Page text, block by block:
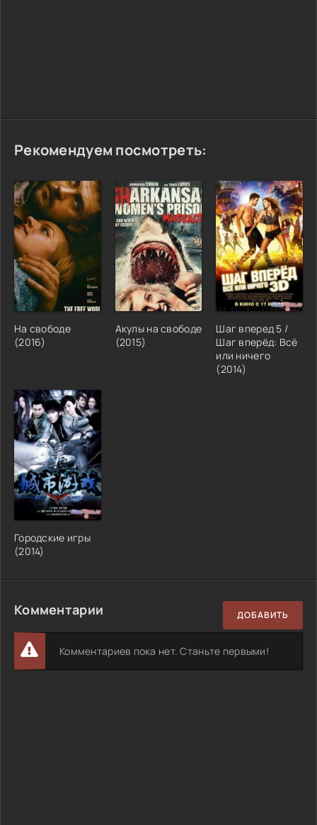
Рекомендуем посмотреть:
На свободе
(2016)
Акулы на свободе
(2015)
Шаг вперед 5 /
Шаг вперёд: Всё
или ничего
(2014)
Городские игры
(2014)
Комментарии ДОБАВИТЬ
Комментариев пока нет. Станьте первыми!